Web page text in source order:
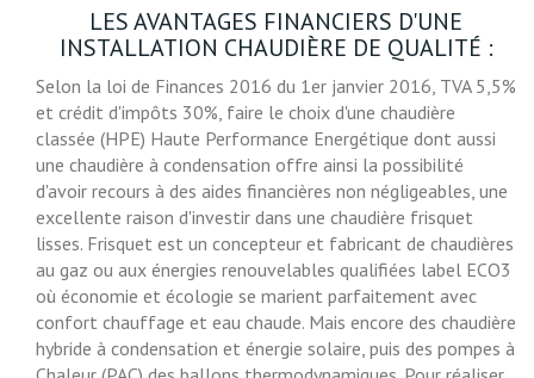
LES AVANTAGES FINANCIERS D'UNE
INSTALLATION CHAUDIÈRE DE QUALITÉ :
Selon la loi de Finances 2016 du 1er janvier 2016, TVA 5,5%
et crédit d'impôts 30%, faire le choix d'une chaudière
classée (HPE) Haute Performance Energétique dont aussi
une chaudière à condensation offre ainsi la possibilité
d'avoir recours à des aides financières non négligeables, une
excellente raison d'investir dans une chaudière frisquet
lisses. Frisquet est un concepteur et fabricant de chaudières
au gaz ou aux énergies renouvelables qualifiées label ECO3
où économie et écologie se marient parfaitement avec
confort chauffage et eau chaude. Mais encore des chaudière
hybride à condensation et énergie solaire, puis des pompes à